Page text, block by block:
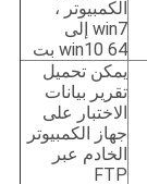
الكمبيوتر ،
win7 إلى
win10 64 بت
يمكن تحميل
تقرير بيانات
الاختبار على
جهاز الكمبيوتر
الخادم عبر
FTP